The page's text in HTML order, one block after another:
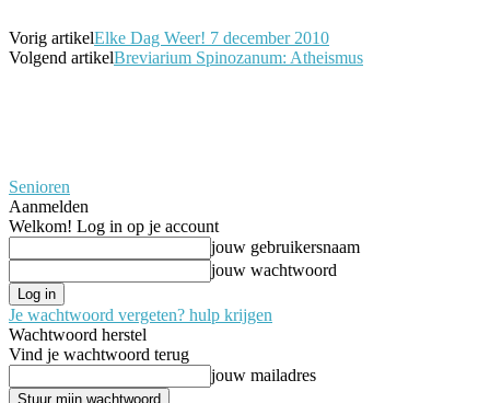
Vorig artikelElke Dag Weer! 7 december 2010
Volgend artikelBreviarium Spinozanum: Atheismus
Senioren
Aanmelden
Welkom! Log in op je account
jouw gebruikersnaam
jouw wachtwoord
Je wachtwoord vergeten? hulp krijgen
Wachtwoord herstel
Vind je wachtwoord terug
jouw mailadres